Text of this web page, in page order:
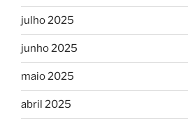
julho 2025
junho 2025
maio 2025
abril 2025